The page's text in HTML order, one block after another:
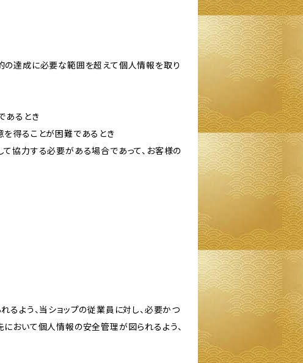
の達成に必要な範囲を超えて個人情報を取り
あるとき
を得ることが困難であるとき
協力する必要がある場合であって、お客様の
るよう、当ショップの従業員に対し、必要かつ
おいて個人情報の安全管理が図られるよう、